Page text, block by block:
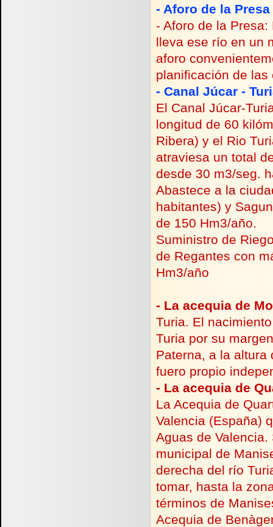
- Aforo de la Presa
- Aforo de la
lleva ese río en un
aforo
planificación de
- Canal Júcar -
El Canal Júcar-
longitud de 60
Ribera) y el Rio
atraviesa un total
desde 30 m3/seg.
Abastece a la
habitantes) y
de 150 Hm3/año.
Suministro de
de Regantes con
Hm3/año
- La acequia de
Turia. El
Turia por su
Paterna, a la altura
fuero propio
- La acequia de
La Acequia de
Valencia (España)
Aguas de
municipal de
derecha del río
tomar, hasta la
términos de
Acequia de